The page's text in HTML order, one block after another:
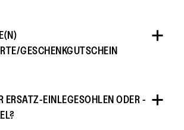
GESCHENKGUTSCHEIN
ERSATZ-EINLEGESOHLEN ODER -